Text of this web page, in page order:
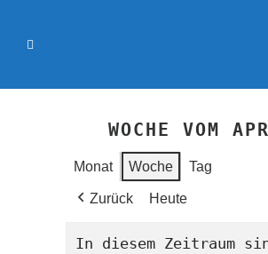
WOCHE VOM
Monat Woche Tag
Zurück Heute
In diesem Zeitraum